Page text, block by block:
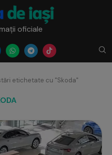
oficiale
etichetate cu "Skoda"